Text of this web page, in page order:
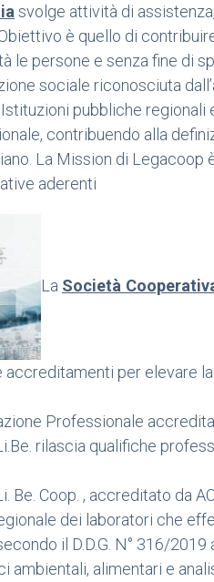
svolge attività di
è quello di
le persone e senza fine di
sociale riconosciuta
pubbliche regionali
contribuendo alla
La Mission di Legacoop
aderenti
La Società
per elevare
Professionale
rilascia qualifiche
Be. Coop. , accreditato da
dei laboratori che
il D.D.G. N° 316/
ambientali, alimentari e